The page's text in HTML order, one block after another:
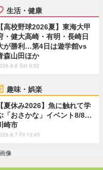
生活・健康
【高校野球2026夏】東海大甲
・健大高崎・有明・長崎日
が勝利…第4日は遊学館vs
森山田ほか
Sat 9:52
趣味・娯楽
【夏休み2026】魚に触れて学
「おさかな」イベント8/8…
崎市
Fri 10:45
像